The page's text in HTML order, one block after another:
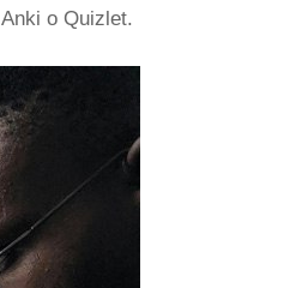
o Quizlet.